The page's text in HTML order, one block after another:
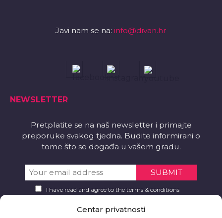
Centar privatnosti
Javi nam se na: info@divan.hr
NEWSLETTER
Pretplatite se na naš newsletter i primajte
preporuke svakog tjedna. Budite informirani o
tome što se događa u vašem gradu.
I have read and agree to the terms & conditions